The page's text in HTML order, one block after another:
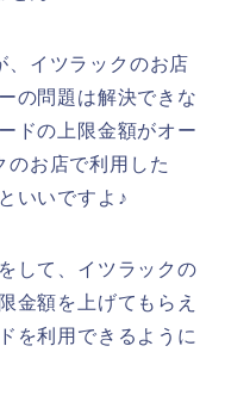
、イツラックのお店
の問題は解決できな
ドの上限金額がオー
のお店で利用した
いいですよ♪
して、イツラックの
金額を上げてもらえ
を利用できるように